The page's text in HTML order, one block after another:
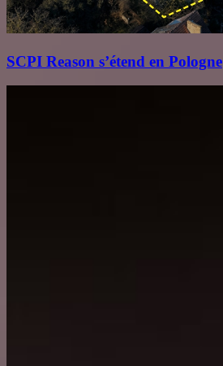
SCPI Reason s’étend en Pologne